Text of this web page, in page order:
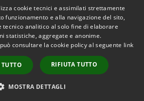
Copyright © 2026 • Comune di
Venegono Inferiore • Powered
byMunicipium•Accesso
redazione
cookie tecnici e assimilati strettamente
funzionamento e alla navigazione del sito,
tecnico analitico al solo fine di elaborare
statistiche, aggregate e anonime.
consultare la cookie policy al seguente link
TUTTO RIFIUTA TUTTO
MOSTRA DETTAGLI